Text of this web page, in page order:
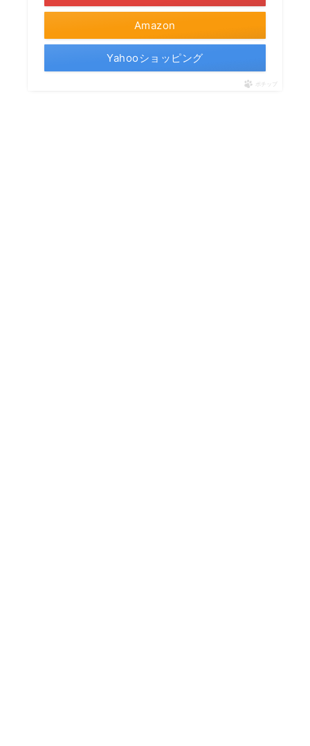
Amazon
Yahooショッピング
ポチップ